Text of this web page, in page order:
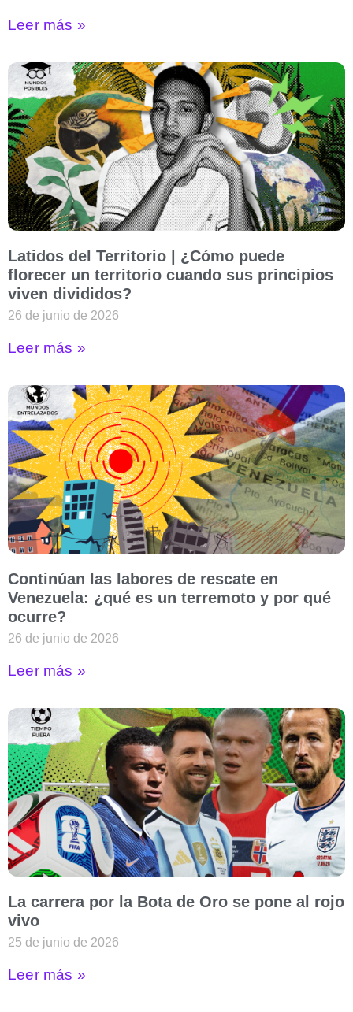
Leer más »
Latidos del Territorio | ¿Cómo puede
florecer un territorio cuando sus principios
viven divididos?
26 de junio de 2026
Leer más »
Continúan las labores de rescate en
Venezuela: ¿qué es un terremoto y por qué
ocurre?
26 de junio de 2026
Leer más »
La carrera por la Bota de Oro se pone al rojo
vivo
25 de junio de 2026
Leer más »